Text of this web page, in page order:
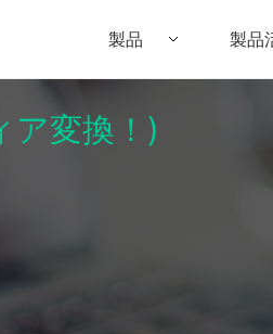
製品
ィモーラ） UniConverter(ス
製品
変換！)